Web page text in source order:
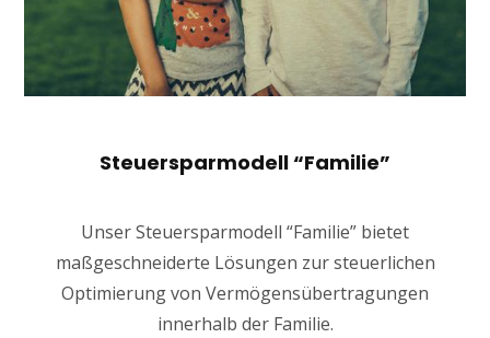
Steuersparmodell “Familie”
Unser Steuersparmodell “Familie” bietet
maßgeschneiderte Lösungen zur steuerlichen
Optimierung von Vermögensübertragungen
innerhalb der Familie.